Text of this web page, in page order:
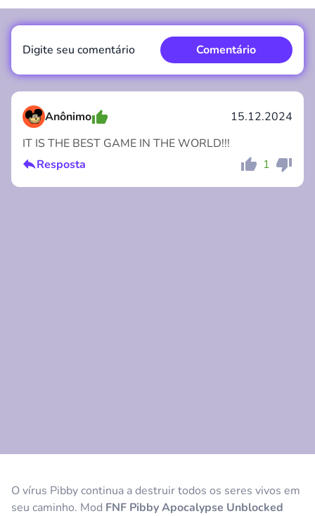
O vírus Pibby continua a destruir todos os seres vivos em
seu caminho. Mod FNF PibbyApocalypse Unblocked
Anônimo
15.12.2024
IT IS THE BEST GAME IN THE WORLD!!!
Resposta
1
Digite seu comentário Comentário
Cancelar Comentário